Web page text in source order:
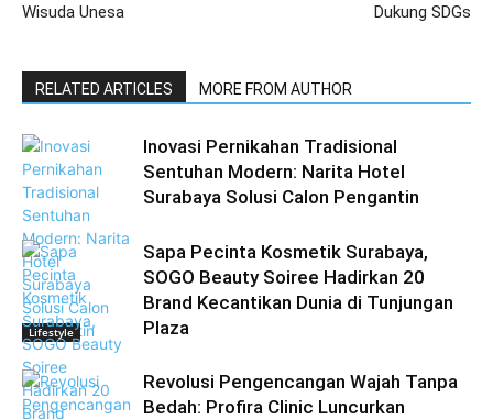
Wisuda Unesa
Dukung SDGs
RELATED ARTICLES MORE FROM AUTHOR
Lifestyle
Inovasi Pernikahan Tradisional
Sentuhan Modern: Narita Hotel
Surabaya Solusi Calon Pengantin
Sapa Pecinta Kosmetik Surabaya,
SOGO Beauty Soiree Hadirkan 20
Brand Kecantikan Dunia di Tunjungan
Plaza
Revolusi Pengencangan Wajah Tanpa
Bedah: Profira Clinic Luncurkan